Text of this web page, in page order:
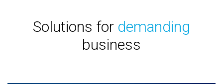
Solutions for demanding
business